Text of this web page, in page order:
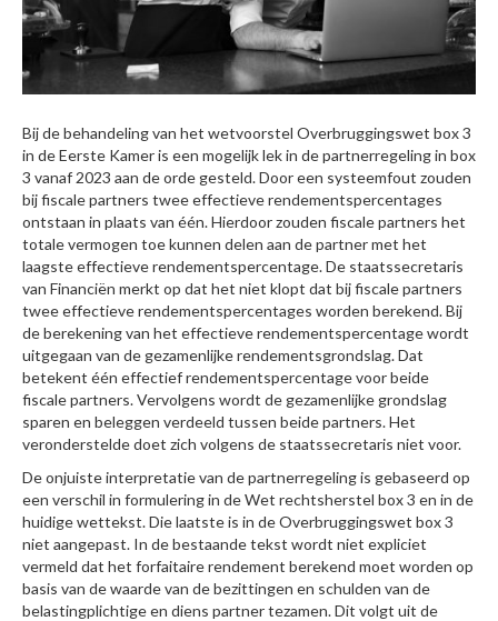
Bij de behandeling van het wetvoorstel Overbruggingswet box 3
in de Eerste Kamer is een mogelijk lek in de partnerregeling in box
3 vanaf 2023 aan de orde gesteld. Door een systeemfout zouden
bij fiscale partners twee effectieve rendementspercentages
ontstaan in plaats van één. Hierdoor zouden fiscale partners het
totale vermogen toe kunnen delen aan de partner met het
laagste effectieve rendementspercentage. De staatssecretaris
van Financiën merkt op dat het niet klopt dat bij fiscale partners
twee effectieve rendementspercentages worden berekend. Bij
de berekening van het effectieve rendementspercentage wordt
uitgegaan van de gezamenlijke rendementsgrondslag. Dat
betekent één effectief rendementspercentage voor beide
fiscale partners. Vervolgens wordt de gezamenlijke grondslag
sparen en beleggen verdeeld tussen beide partners. Het
veronderstelde doet zich volgens de staatssecretaris niet voor.
De onjuiste interpretatie van de partnerregeling is gebaseerd op
een verschil in formulering in de Wet rechtsherstel box 3 en in de
huidige wettekst. Die laatste is in de Overbruggingswet box 3
niet aangepast. In de bestaande tekst wordt niet expliciet
vermeld dat het forfaitaire rendement berekend moet worden op
basis van de waarde van de bezittingen en schulden van de
belastingplichtige en diens partner tezamen. Dit volgt uit de